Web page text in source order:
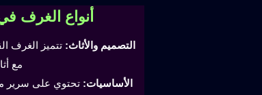
أنواع الغرف
التصميم والأثاث: تتميز الغرف
مع
الأساسيات: تحتوي على سرير